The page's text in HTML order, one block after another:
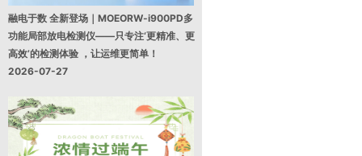
融电于数 全新登场｜MOEORW-i900PD多
功能局部放电检测仪——只专注‘更精准、更
高效’的检测体验 ，让运维更简单！
2026-07-27